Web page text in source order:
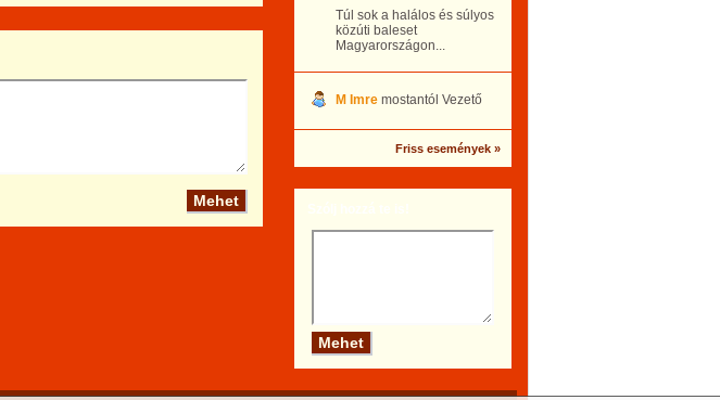
Túl sok a halálos és súlyos
közúti baleset
Magyarországon...
M Imre mostantól Vezető
Friss események »